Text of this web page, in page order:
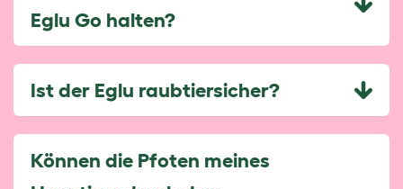
Eglu Go halten?
Ist der Eglu raubtiersicher?
Können die Pfoten meines